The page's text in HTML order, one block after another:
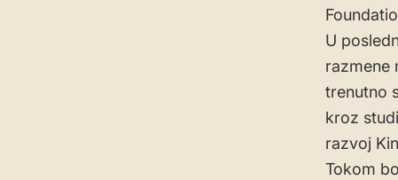
U
razmene
trenutno
kroz
razvoj
Tokom